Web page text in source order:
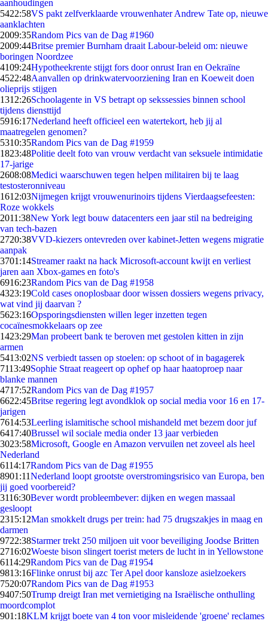
aanhoudingen
5422:58VS pakt zelfverklaarde vrouwenhater Andrew Tate op, nieuwe
aanklachten
2009:35Random Pics van de Dag #1960
2009:44Britse premier Burnham draait Labour-beleid om: nieuwe
boringen Noordzee
4109:24Hypotheekrente stijgt fors door onrust Iran en Oekraïne
4522:48Aanvallen op drinkwatervoorziening Iran en Koeweit doen
olieprijs stijgen
1312:26Schoolagente in VS betrapt op sekssessies binnen school
tijdens diensttijd
5916:17Nederland heeft officieel een watertekort, heb jij al
maatregelen genomen?
5310:35Random Pics van de Dag #1959
1823:48Politie deelt foto van vrouw verdacht van seksuele intimidatie
17-jarige
2608:08Medici waarschuwen tegen helpen militairen bij te laag
testosteronniveau
1612:03Nijmegen krijgt vrouwenurinoirs tijdens Vierdaagsefeesten:
Roze wokkels
2011:38New York legt bouw datacenters een jaar stil na bedreiging
van tech-bazen
2720:38VVD-kiezers ontevreden over kabinet-Jetten wegens migratie
aanpak
3701:14Streamer raakt na hack Microsoft-account kwijt en verliest
jaren aan Xbox-games en foto's
6916:23Random Pics van de Dag #1958
4323:19Cold cases onoplosbaar door wissen dossiers wegens privacy,
wat vind jij daarvan ?
5623:16Opsporingsdiensten willen leger inzetten tegen
cocaïnesmokkelaars op zee
1423:29Man probeert bank te beroven met gestolen kitten in zijn
armen
5413:02NS verbiedt tassen op stoelen: op schoot of in bagagerek
7113:49Sophie Straat reageert op ophef op haar haatoproep naar
blanke mannen
4717:52Random Pics van de Dag #1957
6622:45Britse regering legt avondklok op social media voor 16 en 17-
jarigen
7614:53Leerling islamitische school mishandeld met bezem door juf
6417:40Brussel wil sociale media onder 13 jaar verbieden
3023:58Microsoft, Google en Amazon vervuilen net zoveel als heel
Nederland
6114:17Random Pics van de Dag #1955
8901:11Nederland loopt grootste overstromingsrisico van Europa, ben
jij goed voorbereid?
3116:30Bever wordt probleembever: dijken en wegen massaal
gesloopt
2315:12Man smokkelt drugs per trein: had 75 drugszakjes in maag en
darmen
9722:38Starmer trekt 250 miljoen uit voor beveiliging Joodse Britten
2716:02Woeste bison slingert toerist meters de lucht in in Yellowstone
6114:29Random Pics van de Dag #1954
9813:16Flinke onrust bij azc Ter Apel door kansloze asielzoekers
7520:07Random Pics van de Dag #1953
9407:50Trump dreigt Iran met vernietiging na Israëlische onthulling
moordcomplot
901:18KLM krijgt boete van 4 ton voor misleidende 'groene' reclames